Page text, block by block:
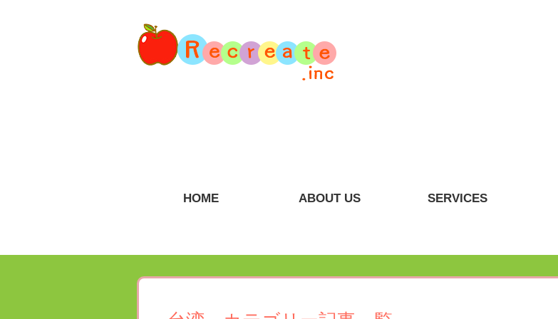
HOME ABOUT US SERVICES